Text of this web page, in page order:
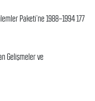
Paketi’ne 1988–1994 177
Gelişmeler ve